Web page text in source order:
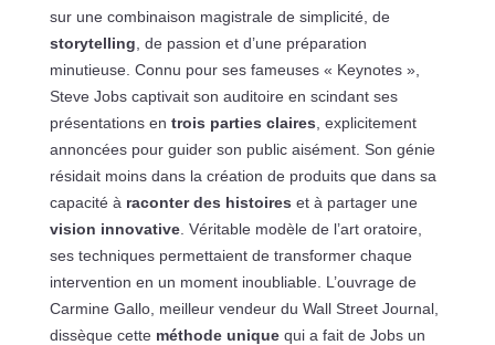
sur une combinaison magistrale de simplicité, de
storytelling , de passion et d’une préparation
minutieuse. Connu pour ses fameuses « Keynotes »,
Steve Jobs captivait son auditoire en scindant ses
présentations en trois parties claires , explicitement
annoncées pour guider son public aisément. Son génie
résidait moins dans la création de produits que dans sa
capacité à raconter des histoires et à partager une
vision innovative. Véritable modèle de l’art oratoire,
ses techniques permettaient de transformer chaque
intervention en un moment inoubliable. L’ouvrage de
Carmine Gallo, meilleur vendeur du Wall Street Journal,
dissèque cette méthode uniquequi a fait de Jobs un